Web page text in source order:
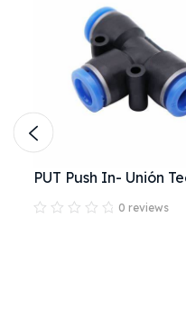
PUT Push In- Unión
0 reviews